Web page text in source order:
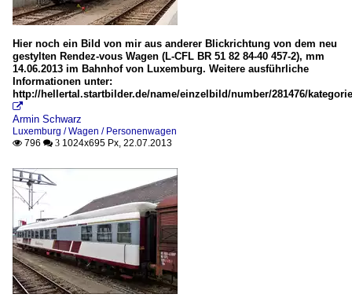
Hier noch ein Bild von mir aus anderer Blickrichtung von dem neu
gestylten Rendez-vous Wagen (L-CFL BR 51 82 84-40 457-2), mm
14.06.2013 im Bahnhof von Luxemburg. Weitere ausführliche
Informationen unter:
http://hellertal.startbilder.de/name/einzelbild/number/281476/

Armin Schwarz
Luxemburg / Wagen / Personenwagen
 796  3 1024x695 Px, 22.07.2013